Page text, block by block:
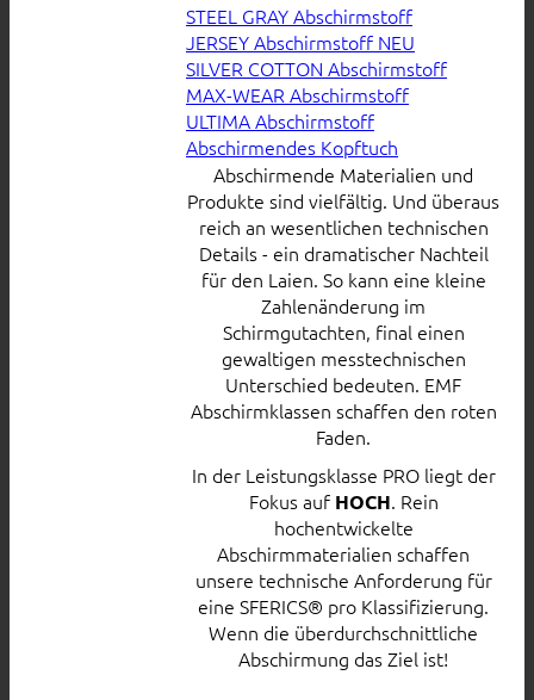
STEEL GRAY Abschirmstoff
JERSEY Abschirmstoff
SILVER COTTON Abschirmstoff
MAX-WEAR Abschirmstoff
ULTIMA Abschirmstoff
Abschirmendes Kopftuch
Abschirmende Materialien und
Produkte sind vielfältig. Und überaus
reich an wesentlichen technischen
Details - ein dramatischer Nachteil
für den Laien. So kann eine kleine
Zahlenänderung im
Schirmgutachten, final einen
gewaltigen messtechnischen
Unterschied bedeuten. EMF
Abschirmklassen schaffen den roten
Faden.
In der Leistungsklasse PRO liegt der
Fokus auf HOCH. Rein
hochentwickelte
Abschirmmaterialien schaffen
unsere technische Anforderung für
eine SFERICS® pro Klassifizierung.
Wenn die überdurchschnittliche
Abschirmung das Ziel ist!